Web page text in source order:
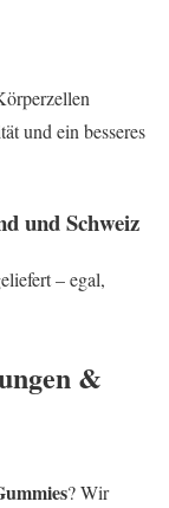
und ein besseres
und Schweiz
– egal,
&
? Wir